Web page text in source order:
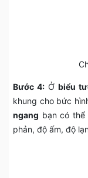
Bước 4: Ở biểu
khung cho bức
ngang bạn có thể
phản, độ ấm, độ